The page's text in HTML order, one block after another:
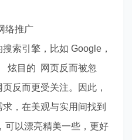
索引擎，比如 Google，
炫目的 网页反而被忽
反而更受关注。因此，
，在美观与实用间找到
可以漂亮精美一些，更好